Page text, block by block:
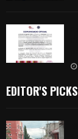
EDITOR'S PICKS